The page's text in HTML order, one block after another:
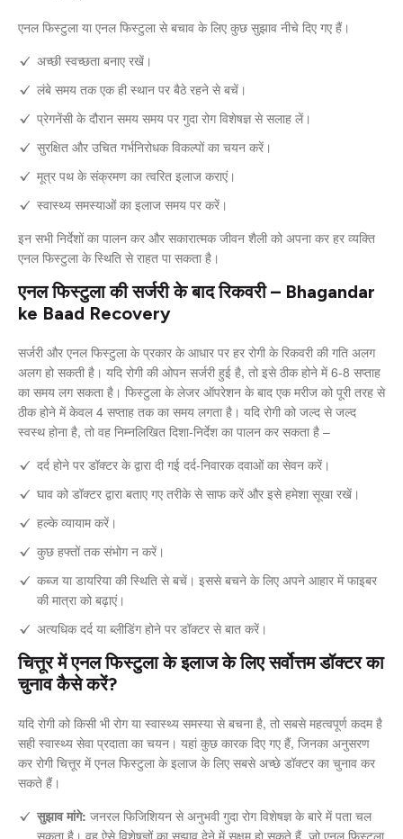
एनल फिस्टुला या एनल फिस्टुला से बचाव के लिए कुछ सुझाव नीचे दिए गए हैं।
अच्छी स्वच्छता बनाए रखें।
लंबे समय तक एक ही स्थान पर बैठे रहने से बचें।
प्रेगनेंसी के दौरान समय समय पर गुदा रोग विशेषज्ञ से सलाह लें।
सुरक्षित और उचित गर्भनिरोधक विकल्पों का चयन करें।
मूत्र पथ के संक्रमण का त्वरित इलाज कराएं।
स्वास्थ्य समस्याओं का इलाज समय पर करें।
इन सभी निर्देशों का पालन कर और सकारात्मक जीवन शैली को अपना कर हर व्यक्ति
एनल फिस्टुला के स्थिति से राहत पा सकता है।
एनल फिस्टुला की सर्जरी के बाद रिकवरी – Bhagandar
ke Baad Recovery
सर्जरी और एनल फिस्टुला के प्रकार के आधार पर हर रोगी के रिकवरी की गति अलग
अलग हो सकती है। यदि रोगी की ओपन सर्जरी हुई है, तो इसे ठीक होने में 6-8 सप्ताह
का समय लग सकता है। फिस्टुला के लेजर ऑपरेशन के बाद एक मरीज को पूरी तरह से
ठीक होने में केवल 4 सप्ताह तक का समय लगता है। यदि रोगी को जल्द से जल्द
स्वस्थ होना है, तो वह निम्नलिखित दिशा-निर्देश का पालन कर सकता है –
दर्द होने पर डॉक्टर के द्वारा दी गई दर्द-निवारक दवाओं का सेवन करें।
घाव को डॉक्टर द्वारा बताए गए तरीके से साफ करें और इसे हमेशा सूखा रखें।
हल्के व्यायाम करें।
कुछ हफ्तों तक संभोग न करें।
कब्ज या डायरिया की स्थिति से बचें। इससे बचने के लिए अपने आहार में फाइबर
की मात्रा को बढ़ाएं।
अत्यधिक दर्द या ब्लीडिंग होने पर डॉक्टर से बात करें।
चित्तूर में एनल फिस्टुला के इलाज के लिए सर्वोत्तम डॉक्टर का
चुनाव कैसे करें?
यदि रोगी को किसी भी रोग या स्वास्थ्य समस्या से बचना है, तो सबसे महत्वपूर्ण कदम है
सही स्वास्थ्य सेवा प्रदाता का चयन। यहां कुछ कारक दिए गए हैं, जिनका अनुसरण
कर रोगी चित्तूर में एनल फिस्टुला के इलाज के लिए सबसे अच्छे डॉक्टर का चुनाव कर
सकते हैं।
सुझाव मांगे: जनरल फिजिशियन से अनुभवी गुदा रोग विशेषज्ञ के बारे में पता चल
सकता है। वह ऐसे विशेषज्ञों का सुझाव देने में सक्षम हो सकते हैं, जो एनल फिस्टुला